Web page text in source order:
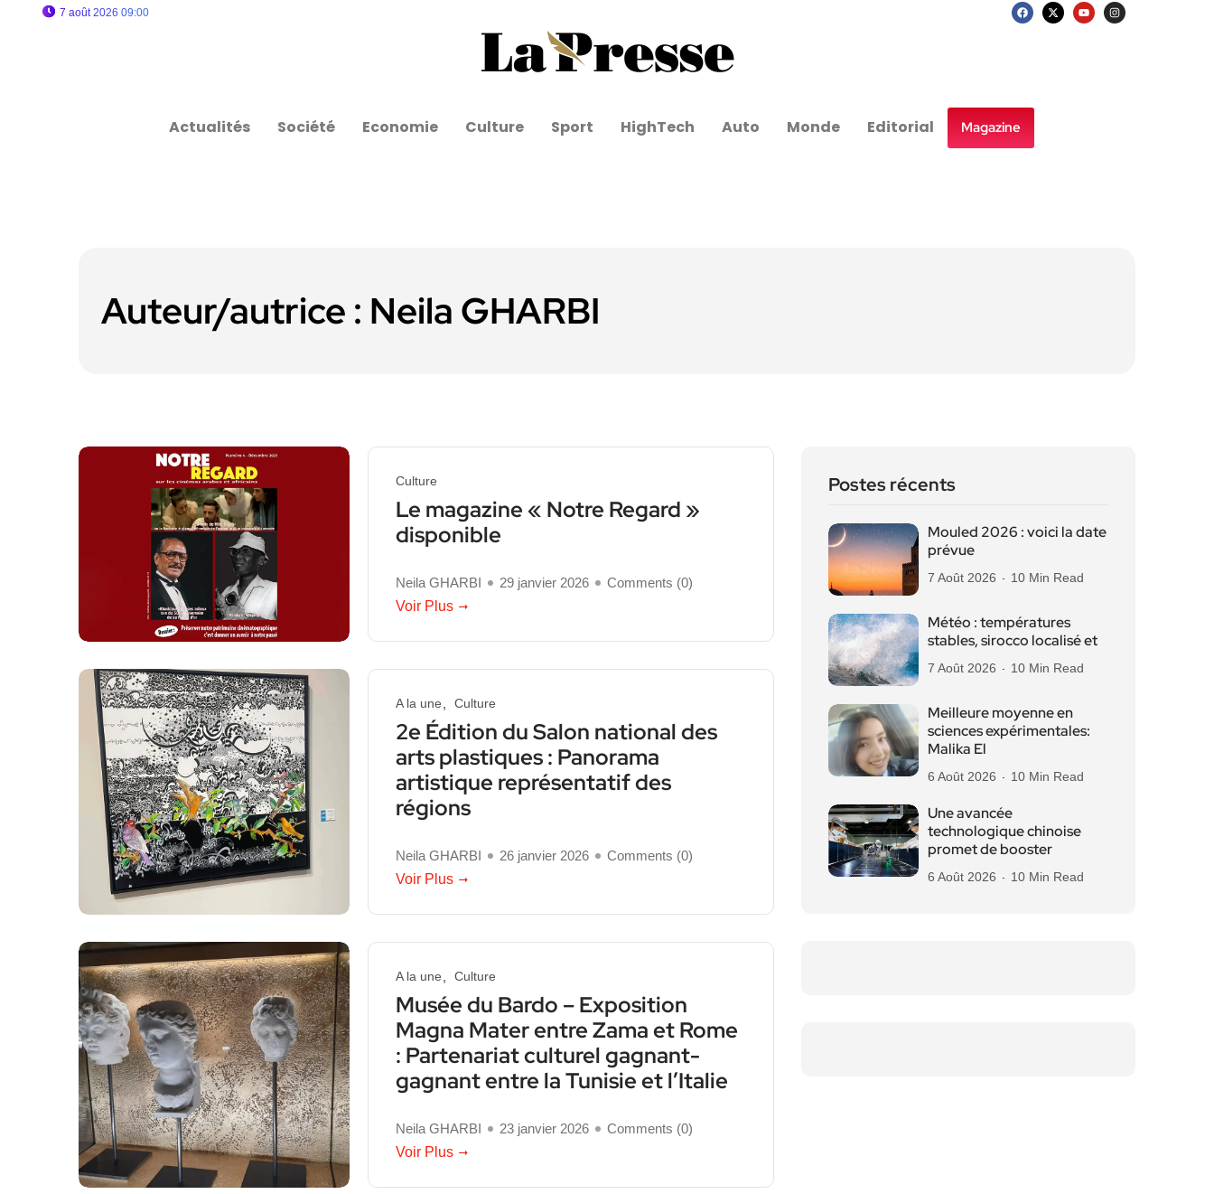
7 août 2026 09:00
Actualités Société Economie Culture Sport HighTech Auto Monde Editorial Magazine
Auteur/autrice : Neila GHARBI
Culture
Le magazine « Notre Regard »
disponible
Neila GHARBI 29 janvier 2026 Comments (0)
Voir Plus
A la une Culture
2e Édition du Salon national des
arts plastiques : Panorama
artistique représentatif des
régions
Neila GHARBI 26 janvier 2026 Comments (0)
Voir Plus
A la une Culture
Musée du Bardo – Exposition
Magna Mater entre Zama et Rome
: Partenariat culturel gagnant-
gagnant entre la Tunisie et l’Italie
Neila GHARBI 23 janvier 2026 Comments (0)
Voir Plus
Postes récents
Mouled 2026 : voici la date
prévue
7 Août 2026 10 Min Read
Météo : températures
stables, sirocco localisé et
7 Août 2026 10 Min Read
Meilleure moyenne en
sciences expérimentales:
Malika El
6 Août 2026 10 Min Read
Une avancée
technologique chinoise
promet de booster
6 Août 2026 10 Min Read